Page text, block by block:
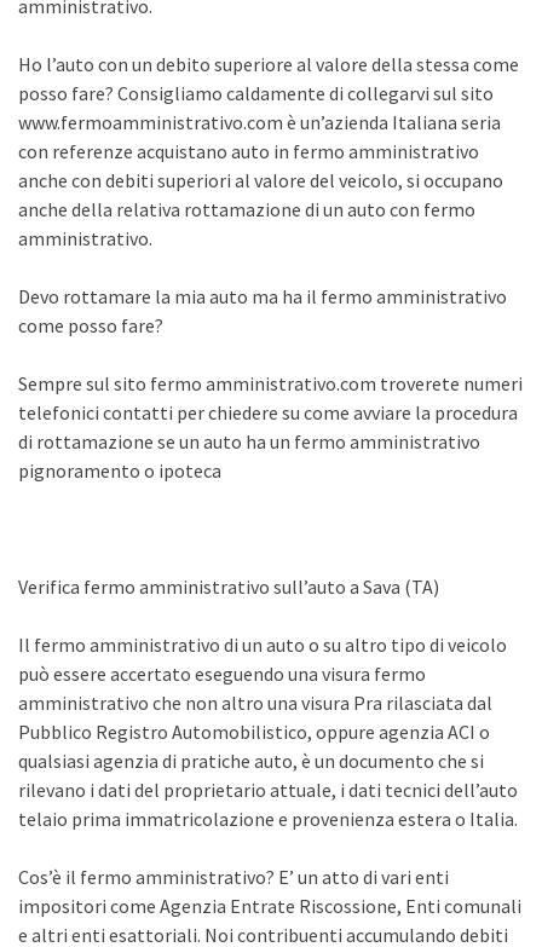
amministrativo.
Ho l’auto con un debito superiore al valore della stessa come
posso fare? Consigliamo caldamente di collegarvi sul sito
www.fermoamministrativo.com è un’azienda Italiana seria
con referenze acquistano auto in fermo amministrativo
anche con debiti superiori al valore del veicolo, si occupano
anche della relativa rottamazione di un auto con fermo
amministrativo.
Devo rottamare la mia auto ma ha il fermo amministrativo
come posso fare?
Sempre sul sito fermo amministrativo.com troverete numeri
telefonici contatti per chiedere su come avviare la procedura
di rottamazione se un auto ha un fermo amministrativo
pignoramento o ipoteca
Verifica fermo amministrativo sull’auto a Sava (TA)
Il fermo amministrativo di un auto o su altro tipo di veicolo
può essere accertato eseguendo una visura fermo
amministrativo che non altro una visura Pra rilasciata dal
Pubblico Registro Automobilistico, oppure agenzia ACI o
qualsiasi agenzia di pratiche auto, è un documento che si
rilevano i dati del proprietario attuale, i dati tecnici dell’auto
telaio prima immatricolazione e provenienza estera o Italia.
Cos’è il fermo amministrativo? E’ un atto di vari enti
impositori come Agenzia Entrate Riscossione, Enti comunali
e altri enti esattoriali. Noi contribuenti accumulando debiti